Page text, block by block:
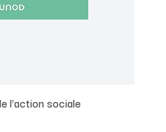
l'action sociale